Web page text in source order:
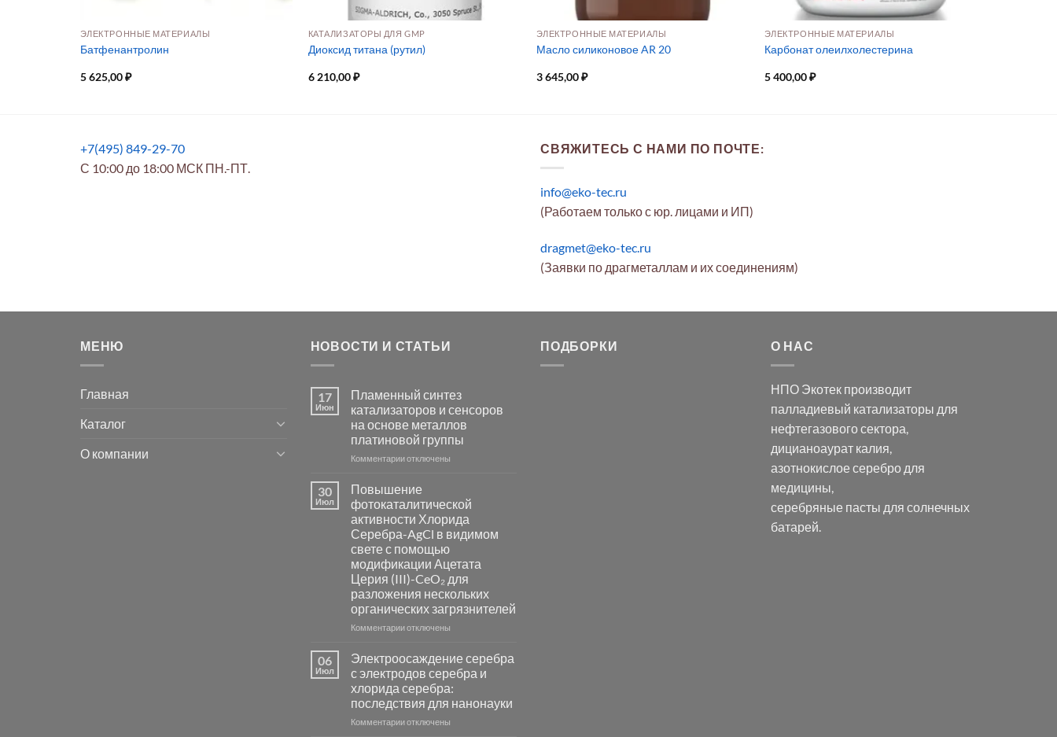
ЭЛЕКТРОННЫЕ МАТЕРИАЛЫ
Батфенантролин
5 625,00₽
КАТАЛИЗАТОРЫ ДЛЯ GMP
Диоксид титана (рутил)
6 210,00₽
ЭЛЕКТРОННЫЕ МАТЕРИАЛЫ
Масло силиконовое AR 20
3 645,00₽
ЭЛЕКТРОННЫЕ МАТЕРИАЛЫ
Карбонат олеилхолестерина
5 400,00₽
+7(495) 849-29-70
С 10:00 до 18:00 МСК ПН.-ПТ.
СВЯЖИТЕСЬ С НАМИ ПО ПОЧТЕ:
info@eko-tec.ru
(Работаем только с юр. лицами и ИП)
dragmet@eko-tec.ru
(Заявки по драгметаллам и их соединениям)
МЕНЮ
Главная
Каталог
О компании
НОВОСТИ И СТАТЬИ
17
Июн
Пламенный синтез
катализаторов и сенсоров
на основе металлов
платиновой группы
Комментариик
синтез
катализаторов
и
сенсоров
на
основе
металлов
платиновой
группы
отключены
30
Июл
Повышение
фотокаталитической
активности Хлорида
Серебра-AgCl в видимом
свете с помощью
модификации Ацетата
Церия (III)-CeO₂ для
разложения нескольких
органических загрязнителей
Комментариик
фотокаталитической
активности
Хлорида
Серебра-
AgCl
отключены
06
Июл
Электроосаждение серебра
с электродов серебра и
хлорида серебра:
последствия для нанонауки
Комментариикотключены
ПОДБОРКИ О НАС
НПО Экотек производит
палладиевый катализаторы для
нефтегазового сектора,
дицианоаурат калия,
азотнокислое серебродля
медицины,
серебряные пасты для солнечных
батарей.